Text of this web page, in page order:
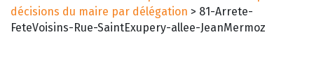
décisions du maire par délégation > 81-Arrete-
FeteVoisins-Rue-SaintExupery-allee-JeanMermoz